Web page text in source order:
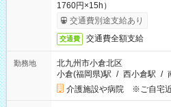
1760円×15h）
交通費別途支給あり
交通費 交通費全額支給
勤務地
北九州市小倉北区
小倉(福岡県)駅 / 西小倉駅 /
介護施設や病院 ※ご自宅